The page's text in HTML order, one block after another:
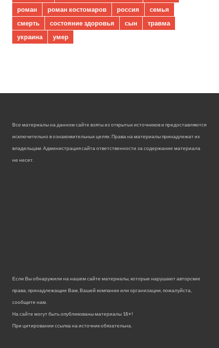
роман
роман костомаров россия
семья
смерть
состояние здоровья сын
травма
украина
умер
Все материалы на данном сайте взяты из открытых источников и предоставляются
исключительно в ознакомительных целях. Права на материалы принадлежат их
владельцам. Администрация сайта ответственности за содержание материала
не несет.
Если Вы обнаружили на нашем сайте материалы, которые нарушают авторские
права, принадлежащие Вам, Вашей компании или организации, пожалуйста,
сообщите нам.
На сайте могут быть опубликованы материалы 18+!
При цитировании ссылка на источник обязательна.